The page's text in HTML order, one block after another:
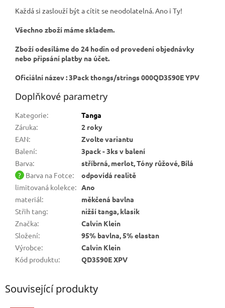
Každá si zaslouží být a cítit se neodolatelná. Ano i Ty!
Všechno zboží máme skladem.
Zboží odesíláme do 24 hodin od provedení objednávky
nebo připsání platby na účet.
Oficiální název : 3Pack thongs/strings 000QD3590E YPV
Doplňkové parametry
Kategorie:
Tanga
Záruka:
2 roky
EAN:
Zvolte variantu
Balení:
3pack - 3ks v balení
Barva:
stříbrná, merlot, Tóny růžové, Bílá
? Barva na Fotce:
odpovídá realitě
limitovaná kolekce: Ano
materiál:
měkčená bavlna
Střih tang:
nižší tanga, klasik
Značka:
Calvin Klein
Složení:
95% bavlna, 5% elastan
Výrobce:
Calvin Klein
Kód produktu: QD3590E XPV
Související produkty